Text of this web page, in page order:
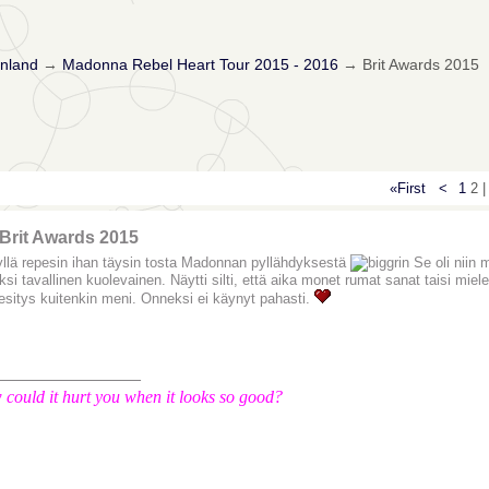
→ Madonna Rebel Heart Tour 2015 - 2016→ Brit Awards 2015
«First < 12 |
Awards 2015
repesin ihan täysin tosta Madonnan pyllähdyksestä
Se oli niin
tavallinen kuolevainen. Näytti silti, että aika monet rumat sanat taisi
kuitenkin meni. Onneksi ei käynyt pahasti.
it hurt you when it looks so good?